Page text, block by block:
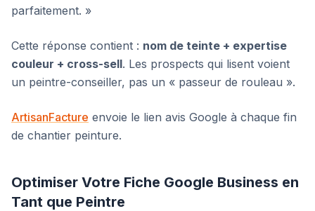
parfaitement. »
Cette réponse contient : nom de teinte + expertise
couleur + cross-sell. Les prospects qui lisent voient
un peintre-conseiller, pas un « passeur de rouleau ».
ArtisanFacture envoie le lien avis Google à chaque fin
de chantier peinture.
Optimiser Votre Fiche Google Business en
Tant que Peintre